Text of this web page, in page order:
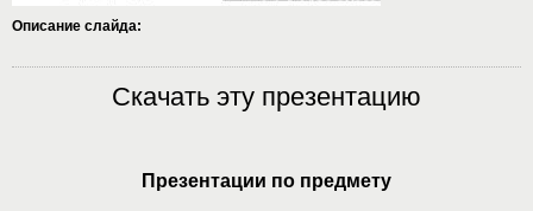
Описание слайда:
Скачать эту презентацию
Презентации по предмету